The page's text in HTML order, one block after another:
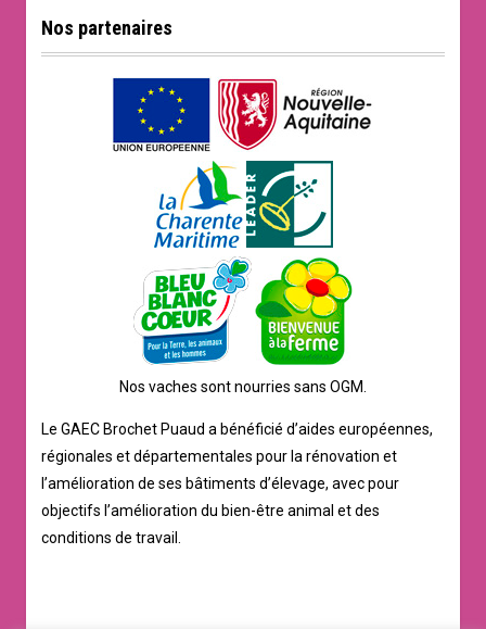
Nos partenaires
Nos vaches sont nourries sans OGM.
Le GAEC Brochet Puaud a bénéficié d’aides européennes,
régionales et départementales pour la rénovation et
l’amélioration de ses bâtiments d’élevage, avec pour
objectifs l’amélioration du bien-être animal et des
conditions de travail.